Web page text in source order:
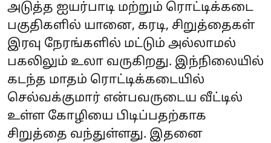
அடுத்த ஐயர்பாடி மற்றும் ரொட்டிக்கடை
பகுதிகளில் யானை, கரடி, சிறுத்தைகள்
இரவு நேரங்களில் மட்டும் அல்லாமல்
பகலிலும் உலா வருகிறது. இந்நிலையில்
கடந்த மாதம் ரொட்டிக்கடையில்
செல்வக்குமார் என்பவருடைய வீட்டில்
உள்ள கோழியை பிடிப்பதற்காக
சிறுத்தை வந்துள்ளது. இதனை